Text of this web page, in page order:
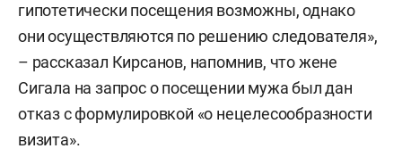
гипотетически посещения возможны, однако
они осуществляются по решению следователя»,
– рассказал Кирсанов, напомнив, что жене
Сигала на запрос о посещении мужа был дан
отказ с формулировкой «о нецелесообразности
визита».